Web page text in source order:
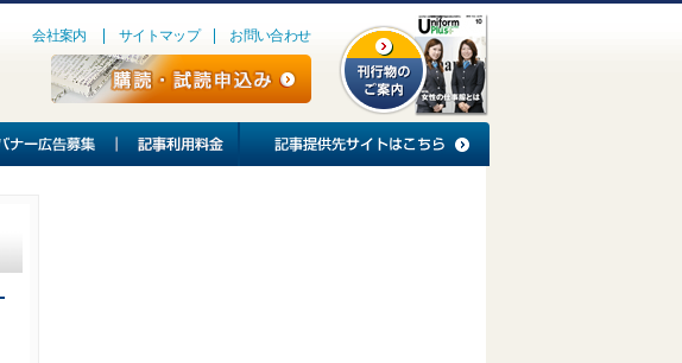
会社案内 サイトマップ お問い合わせ